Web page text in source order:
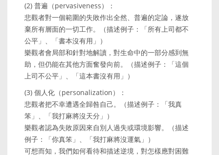
(2) 普遍（pervasiveness）：
悲觀者對一個範圍的失敗作出全然、普遍的定論，遂放
棄所有層面的一切工作。（描述例子：「所有上司都不
公平」、「書本沒有用」）
樂觀者會局部和針對地解讀，對生命中的一部分感到無
助，但仍能在其他方面奮發向前。（描述例子：「這個
上司不公平」、「這本書沒有用」）
(3) 個人化（personalization）：
悲觀者把不幸遭遇全歸咎自己。（描述例子：「我真
笨」、「我打麻將沒天分」）
樂觀者認為失敗原因來自別人過失或環境影響。（描述
例子：「你真笨」、「我打麻將沒運氣」）
可想而知，我們如何看待和描述逆境，對怎樣應對困難